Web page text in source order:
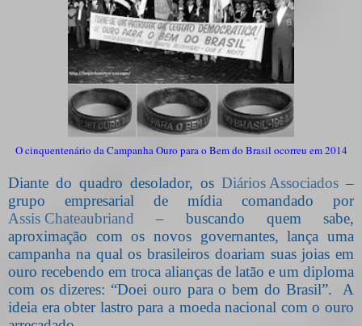
O cinquentenário da Campanha Ouro para o Bem do Brasil ocorreu em 2014
Diante do quadro desolador, os Diários Associados –
grupo empresarial de mídia comandado por
Assis Chateaubriand – buscando quem sabe,
aproximação com os novos governantes, lança uma
campanha na qual os brasileiros doariam suas joias em
ouro recebendo em troca alianças de latão e um diploma
com os dizeres: “Doei ouro para o bem do Brasil”.
A
ideia era obter lastro para a moeda nacional com o ouro